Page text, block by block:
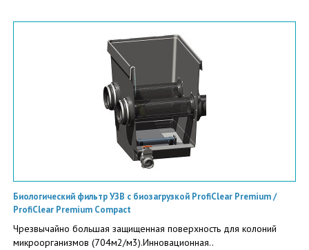
Биологический фильтр УЗВ с биозагрузкой ProfiClear Premium /
ProfiClear Premium Compact
Чрезвычайно большая защищенная поверхность для колоний
микроорганизмов (704м2/м3).Инновационная..